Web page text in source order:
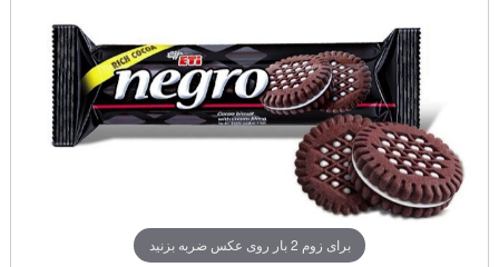
برای زوم 2 بار روی عکس ضربه بزنید